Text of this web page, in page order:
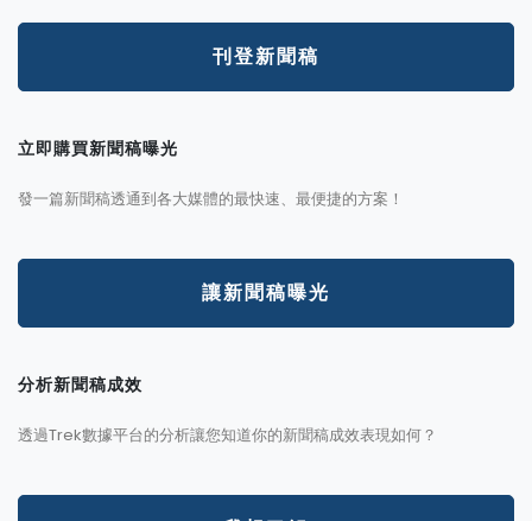
刊登新聞稿
立即購買新聞稿曝光
發一篇新聞稿透通到各大媒體的最快速、最便捷的方案！
讓新聞稿曝光
分析新聞稿成效
透過Trek數據平台的分析讓您知道你的新聞稿成效表現如何？